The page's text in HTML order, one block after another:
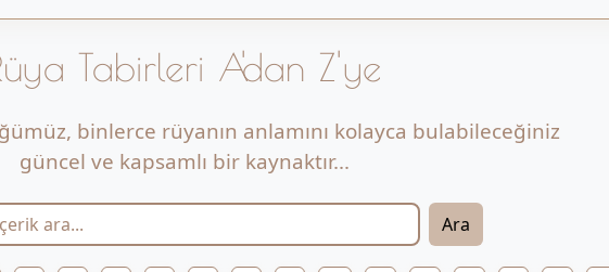
Tabirleri A'dan Z'ye
binlerce rüyanın anlamını kolayca bulabileceğiniz
güncel ve kapsamlı bir kaynaktır...
Ara